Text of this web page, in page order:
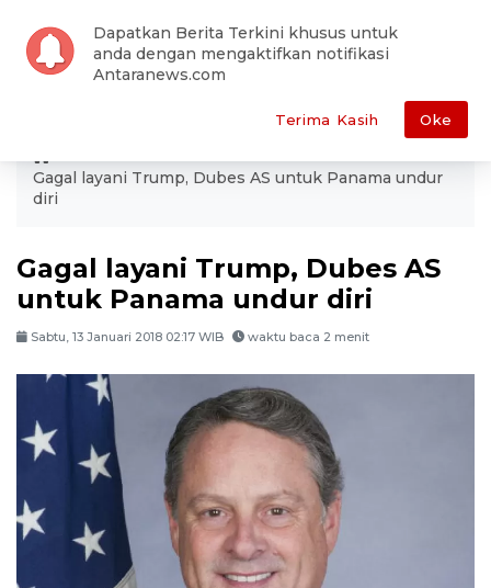
Gagal layani Trump, Dubes AS untuk Panama undur
diri
Gagal layani Trump, Dubes AS
untuk Panama undur diri
Sabtu, 13 Januari 2018 02:17 WIB waktu baca 2 menit
Dapatkan Berita Terkini khusus untuk
anda dengan mengaktifkan notifikasi
Antaranews.com
Oke
Terima Kasih